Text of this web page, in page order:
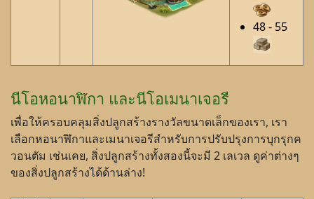
48 - 55
นีโอหอนาฬิกา และนีโอเมนาเจอรี
เพื่อให้ครอบคลุมสิ่งปลูกสร้างรางวัลขนาดเล็กของเรา, เรา
เลือกหอนาฬิกาและเมนาเจอรีสำหรับการปรับปรุงการบุกรุกค
วอนตัม เช่นเคย, สิ่งปลูกสร้างทั้งสองนี้จะมี 2 เลเวล ดูค่าต่างๆ
ของสิ่งปลูกสร้างได้ด้านล่าง!